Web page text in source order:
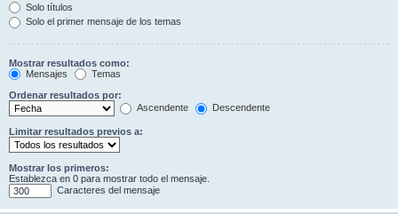
Solo títulos
Solo el primer mensaje de los temas
Mostrar resultados como:
Mensajes
Temas
Ordenar resultados por:
Ascendente
Descendente
Limitar resultados previos a:
Mostrar los primeros:
Establezca en 0 para mostrar todo el mensaje.
Caracteres del mensaje